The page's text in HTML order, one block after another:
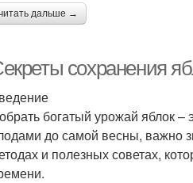
дальше →
сохранения
богатый урожай яблок –
до самой весны, важно
и полезных советах,